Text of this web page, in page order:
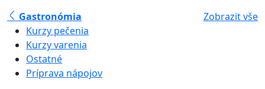
Gastronómia
Zobrazit vše
Kurzy pečenia
Kurzy varenia
Ostatné
Príprava nápojov